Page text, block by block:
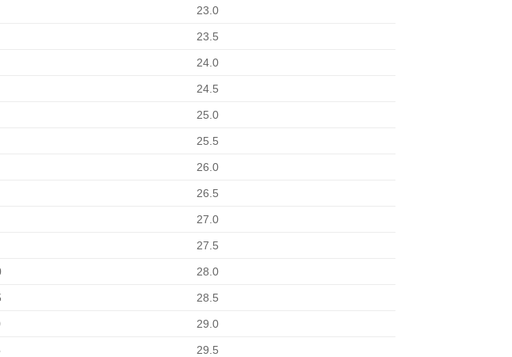
23.0
23.5
24.0
24.5
25.0
25.5
26.0
26.5
27.0
27.5
28.0
28.5
29.0
29.5